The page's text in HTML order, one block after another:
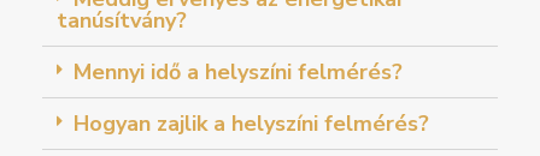
tanúsítvány?
Mennyi idő a helyszíni felmérés?
Hogyan zajlik a helyszíni felmérés?